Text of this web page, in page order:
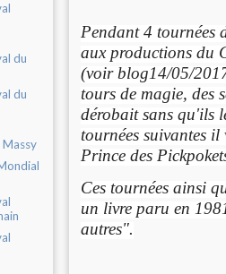
du
du
Pendant 4 tournées
aux productions du
(voir blog14/05/
tours de magie, des
dérobait sans qu'ils
tournées suivantes il
Prince des
Ces tournées ainsi
un livre paru en
autres".